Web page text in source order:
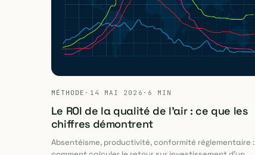
MÉTHODE · 14 MAI 2026 · 6 MIN
Le ROI de la qualité de l'air : ce que les
chiffres démontrent
Absentéisme, productivité, conformité réglementaire :